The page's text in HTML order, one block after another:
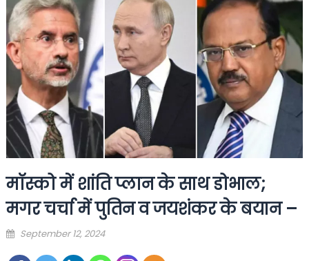
मॉस्को में शांति प्लान के साथ डोभाल;
मगर चर्चा में पुतिन व जयशंकर के बयान –
Posted
September 12, 2024